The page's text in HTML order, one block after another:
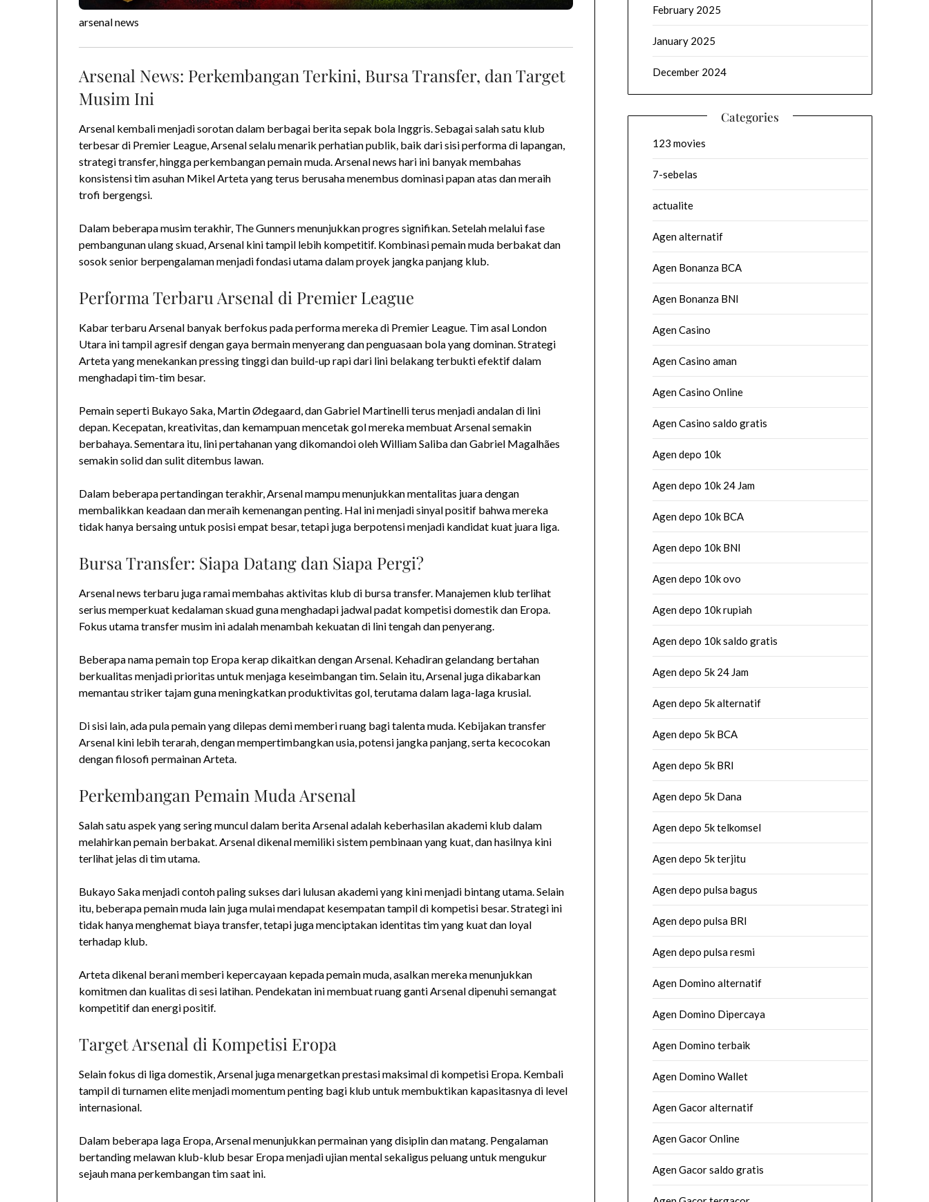
arsenal news
Arsenal News: Perkembangan Terkini, Bursa Transfer, dan Target
Musim Ini
Arsenal kembali menjadi sorotan dalam berbagai berita sepak bola Inggris. Sebagai salah satu klub
terbesar di Premier League, Arsenal selalu menarik perhatian publik, baik dari sisi performa di lapangan,
strategi transfer, hingga perkembangan pemain muda. Arsenal news hari ini banyak membahas
konsistensi tim asuhan Mikel Arteta yang terus berusaha menembus dominasi papan atas dan meraih
trofi bergengsi.
Dalam beberapa musim terakhir, The Gunners menunjukkan progres signifikan. Setelah melalui fase
pembangunan ulang skuad, Arsenal kini tampil lebih kompetitif. Kombinasi pemain muda berbakat dan
sosok senior berpengalaman menjadi fondasi utama dalam proyek jangka panjang klub.
Performa Terbaru Arsenal di Premier League
Kabar terbaru Arsenal banyak berfokus pada performa mereka di Premier League. Tim asal London
Utara ini tampil agresif dengan gaya bermain menyerang dan penguasaan bola yang dominan. Strategi
Arteta yang menekankan pressing tinggi dan build-up rapi dari lini belakang terbukti efektif dalam
menghadapi tim-tim besar.
Pemain seperti Bukayo Saka, Martin Ødegaard, dan Gabriel Martinelli terus menjadi andalan di lini
depan. Kecepatan, kreativitas, dan kemampuan mencetak gol mereka membuat Arsenal semakin
berbahaya. Sementara itu, lini pertahanan yang dikomandoi oleh William Saliba dan Gabriel Magalhães
semakin solid dan sulit ditembus lawan.
Dalam beberapa pertandingan terakhir, Arsenal mampu menunjukkan mentalitas juara dengan
membalikkan keadaan dan meraih kemenangan penting. Hal ini menjadi sinyal positif bahwa mereka
tidak hanya bersaing untuk posisi empat besar, tetapi juga berpotensi menjadi kandidat kuat juara liga.
Bursa Transfer: Siapa Datang dan Siapa Pergi?
Arsenal news terbaru juga ramai membahas aktivitas klub di bursa transfer. Manajemen klub terlihat
serius memperkuat kedalaman skuad guna menghadapi jadwal padat kompetisi domestik dan Eropa.
Fokus utama transfer musim ini adalah menambah kekuatan di lini tengah dan penyerang.
Beberapa nama pemain top Eropa kerap dikaitkan dengan Arsenal. Kehadiran gelandang bertahan
berkualitas menjadi prioritas untuk menjaga keseimbangan tim. Selain itu, Arsenal juga dikabarkan
memantau striker tajam guna meningkatkan produktivitas gol, terutama dalam laga-laga krusial.
Di sisi lain, ada pula pemain yang dilepas demi memberi ruang bagi talenta muda. Kebijakan transfer
Arsenal kini lebih terarah, dengan mempertimbangkan usia, potensi jangka panjang, serta kecocokan
dengan filosofi permainan Arteta.
Perkembangan Pemain Muda Arsenal
Salah satu aspek yang sering muncul dalam berita Arsenal adalah keberhasilan akademi klub dalam
melahirkan pemain berbakat. Arsenal dikenal memiliki sistem pembinaan yang kuat, dan hasilnya kini
terlihat jelas di tim utama.
Bukayo Saka menjadi contoh paling sukses dari lulusan akademi yang kini menjadi bintang utama. Selain
itu, beberapa pemain muda lain juga mulai mendapat kesempatan tampil di kompetisi besar. Strategi ini
tidak hanya menghemat biaya transfer, tetapi juga menciptakan identitas tim yang kuat dan loyal
terhadap klub.
Arteta dikenal berani memberi kepercayaan kepada pemain muda, asalkan mereka menunjukkan
komitmen dan kualitas di sesi latihan. Pendekatan ini membuat ruang ganti Arsenal dipenuhi semangat
kompetitif dan energi positif.
Target Arsenal di Kompetisi Eropa
Selain fokus di liga domestik, Arsenal juga menargetkan prestasi maksimal di kompetisi Eropa. Kembali
tampil di turnamen elite menjadi momentum penting bagi klub untuk membuktikan kapasitasnya di level
internasional.
Dalam beberapa laga Eropa, Arsenal menunjukkan permainan yang disiplin dan matang. Pengalaman
bertanding melawan klub-klub besar Eropa menjadi ujian mental sekaligus peluang untuk mengukur
sejauh mana perkembangan tim saat ini.
February 2025
January 2025
December 2024
Categories
123 movies
7-sebelas
actualite
Agen alternatif
Agen Bonanza BCA
Agen Bonanza BNI
Agen Casino
Agen Casino aman
Agen Casino Online
Agen Casino saldo gratis
Agen depo 10k
Agen depo 10k 24 Jam
Agen depo 10k BCA
Agen depo 10k BNI
Agen depo 10k ovo
Agen depo 10k rupiah
Agen depo 10k saldo gratis
Agen depo 5k 24 Jam
Agen depo 5k alternatif
Agen depo 5k BCA
Agen depo 5k BRI
Agen depo 5k Dana
Agen depo 5k telkomsel
Agen depo 5k terjitu
Agen depo pulsa bagus
Agen depo pulsa BRI
Agen depo pulsa resmi
Agen Domino alternatif
Agen Domino Dipercaya
Agen Domino terbaik
Agen Domino Wallet
Agen Gacor alternatif
Agen Gacor Online
Agen Gacor saldo gratis